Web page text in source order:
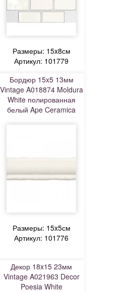
Размеры: 15x8см
Артикул: 101779
Бордюр 15x5 13мм
Vintage A018874 Moldura
White полированная
белый Ape Ceramica
Размеры: 15x5см
Артикул: 101776
Декор 18x15 23мм
Vintage A021963 Decor
Poesia White